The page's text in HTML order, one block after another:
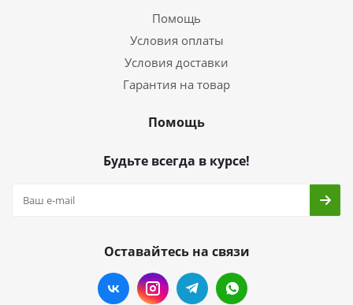
Помощь
Условия оплаты
Условия доставки
Гарантия на товар
Помощь
Будьте всегда в курсе!
Оставайтесь на связи